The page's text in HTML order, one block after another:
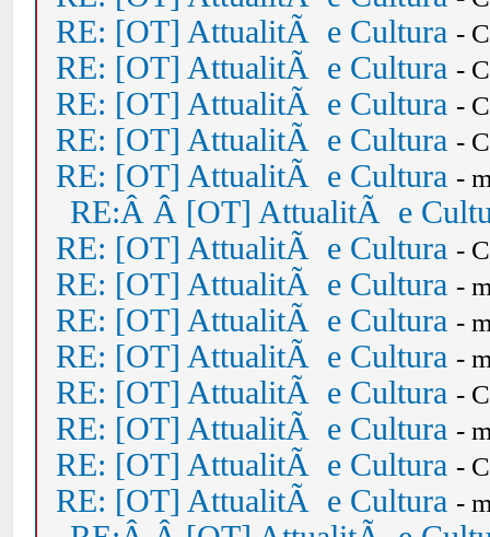
RE: [OT] AttualitÃ e Cultura -
RE: [OT] AttualitÃ e Cultura -
RE: [OT] AttualitÃ e Cultura -
RE: [OT] AttualitÃ e Cultura -
RE: [OT] AttualitÃ e Cultura -
RE:Â Â [OT] AttualitÃ e
RE: [OT] AttualitÃ e Cultura -
RE: [OT] AttualitÃ e Cultura -
RE: [OT] AttualitÃ e Cultura -
RE: [OT] AttualitÃ e Cultura -
RE: [OT] AttualitÃ e Cultura -
RE: [OT] AttualitÃ e Cultura -
RE: [OT] AttualitÃ e Cultura -
RE: [OT] AttualitÃ e Cultura -